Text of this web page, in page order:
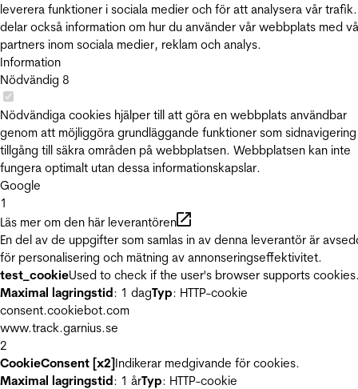
leverera funktioner i sociala medier och för att analysera vår
delar också information om hur du använder vår webbplats med
partners inom sociala medier, reklam och analys.
Information
Nödvändig 8
Nödvändiga cookies hjälper till att göra en webbplats användbar
genom att möjliggöra grundläggande funktioner som
tillgång till säkra områden på webbplatsen. Webbplatsen kan inte
fungera optimalt utan dessa informationskapslar.
Google
1
Läs mer om den här leverantören
En del av de uppgifter som samlas in av denna leverantör är
för personalisering och mätning av annonseringseffektivitet.
test_cookieUsed to check if the user's browser supports
Maximal lagringstid: 1 dagTyp: HTTP-cookie
consent.cookiebot.com
www.track.garnius.se
2
CookieConsent [x2]Indikerar medgivande för cookies.
Maximal lagringstid: 1 årTyp: HTTP-cookie